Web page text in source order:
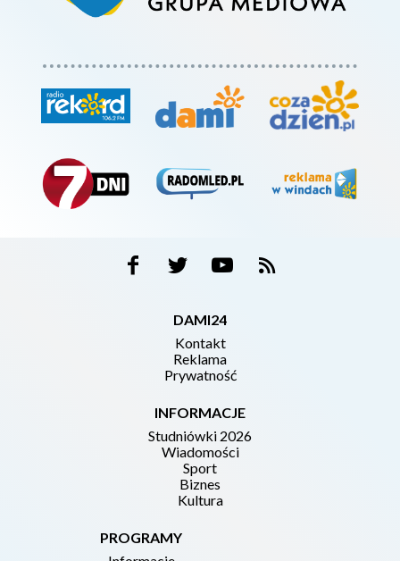
DAMI24
Kontakt
Reklama
Prywatność
INFORMACJE
Studniówki 2026
Wiadomości
Sport
Biznes
Kultura
PROGRAMY